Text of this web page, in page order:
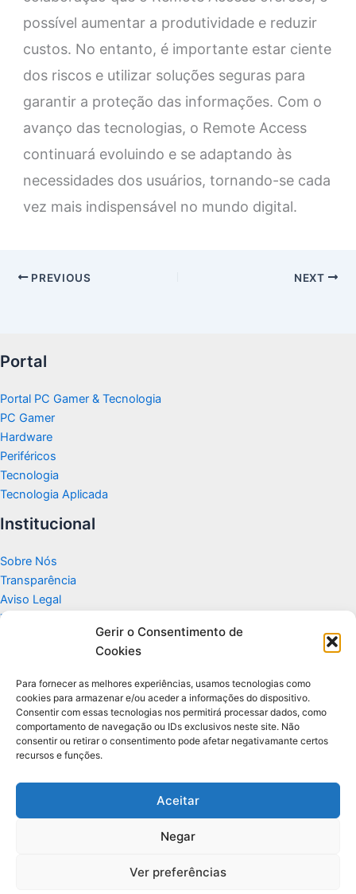
Gerir o Consentimento de
Cookies
Para fornecer as melhores experiências, usamos tecnologias como
cookies para armazenar e/ou aceder a informações do dispositivo.
Consentir com essas tecnologias nos permitirá processar dados, como
comportamento de navegação ou IDs exclusivos neste site. Não
consentir ou retirar o consentimento pode afetar negativamante certos
recursos e funções.
Aceitar
Negar
Ver preferências
possível aumentar a produtividade e reduzir
custos. No entanto, é importante estar ciente
dos riscos e utilizar soluções seguras para
garantir a proteção das informações. Com o
avanço das tecnologias, o Remote Access
continuará evoluindo e se adaptando às
necessidades dos usuários, tornando-se cada
vez mais indispensável no mundo digital.
PREVIOUS NEXT
Portal
Portal PC Gamer & Tecnologia
PC Gamer
Hardware
Periféricos
Tecnologia
Tecnologia Aplicada
Institucional
Sobre Nós
Transparência
Aviso Legal
Termos de Uso
Politicas de Privacidade e Cookies
Apoio
Glossário de Tecnologia
Portal editorial independente sobre tecnologia, PC Gamer e guias
© 2026 Para Você Fazer - Desenvolvido por